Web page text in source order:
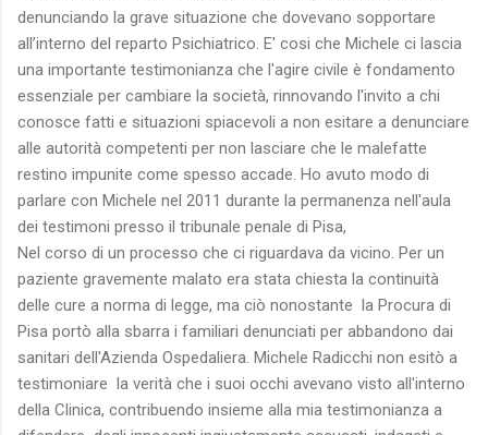
denunciando la grave situazione che dovevano sopportare
all’interno del reparto Psichiatrico. E' cosi che Michele ci lascia
una importante testimonianza che l'agire civile è fondamento
essenziale per cambiare la società, rinnovando l'invito a chi
conosce fatti e situazioni spiacevoli a non esitare a denunciare
alle autorità competenti per non lasciare che le malefatte
restino impunite come spesso accade. Ho avuto modo di
parlare con Michele nel 2011 durante la permanenza nell'aula
dei testimoni presso il tribunale penale di Pisa,
Nel corso di un processo che ci riguardava da vicino. Per un
paziente gravemente malato era stata chiesta la continuità
delle cure a norma di legge, ma ciò nonostante la Procura di
Pisa portò alla sbarra i familiari denunciati per abbandono dai
sanitari dell'Azienda Ospedaliera. Michele Radicchi non esitò a
testimoniare la verità che i suoi occhi avevano visto all'interno
della Clinica, contribuendo insieme alla mia testimonianza a